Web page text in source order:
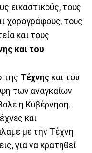
εικαστικούς, τους
χορογράφους, τους
και τους
και του
της Τέχνης και του
των αναγκαίων
η Κυβέρνηση.
και
με την Τέχνη
για να κρατηθεί